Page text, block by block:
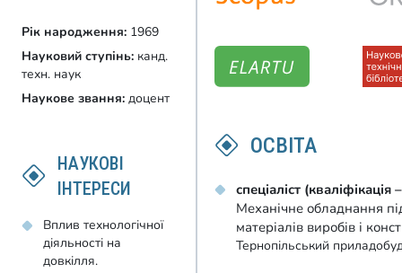
Рік народження: 1969
Науковий ступінь: канд.
техн. наук
Наукове звання: доцент
НАУКОВІ
ІНТЕРЕСИ
Вплив технологічної
діяльності на
довкілля.
ОСВІТА
спеціаліст
Механічне обладнання
матеріалів виробів і
Тернопільський